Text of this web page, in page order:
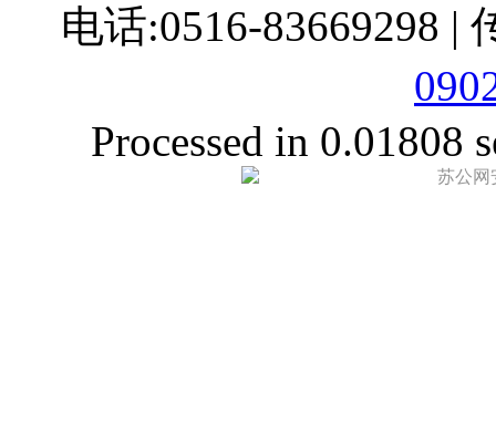
电话:0516-83669298 |
Processed in 0.01808
苏公网